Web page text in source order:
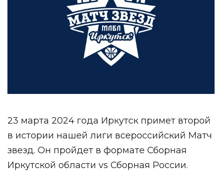
23 марта 2024 года Иркутск примет второй
в истории нашей лиги всероссийский Матч
звезд. Он пройдет в формате Сборная
Иркутской области vs Сборная России.